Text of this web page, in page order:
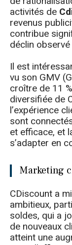
activités de
revenus
contribue
déclin
Il est
vu son GMV
croître de 11
diversifiée de
l’expérience
sont
et efficace, et
s’adapter en
Marketing
CDiscount a
ambitieux,
soldes, qui a
de nouveaux
atteint une